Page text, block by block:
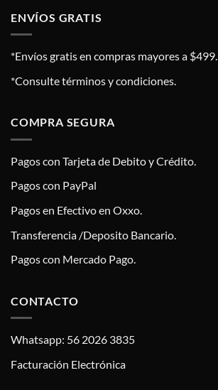
ENVÍOS GRATIS
*Envíos gratis en compras mayores a $499.
*Consulte términos y condiciones.
COMPRA SEGURA
Pagos con Tarjeta de Debito y Crédito.
Pagos con PayPal
Pagos en Efectivo en Oxxo.
Transferencia /Deposito Bancario.
Pagos con Mercado Pago.
CONTACTO
Whatsapp: 56 2026 3835
Facturación Electrónica